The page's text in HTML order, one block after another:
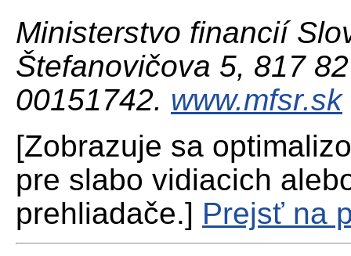
Ministerstvo financií
Štefanovičova 5, 817
00151742. www.mfsr.sk
[Zobrazuje sa
pre slabo vidiacich
prehliadače.] Prejsť na